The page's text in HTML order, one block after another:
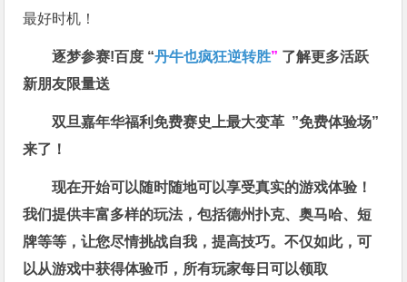
最好时机！
逐梦参赛!百度 “丹牛也疯狂逆转胜” 了解更多活跃
新朋友限量送
双旦嘉年华福利免费赛史上最大变革 ”免费体验场”
来了！
现在开始可以随时随地可以享受真实的游戏体验！
我们提供丰富多样的玩法，包括德州扑克、奥马哈、短
牌等等，让您尽情挑战自我，提高技巧。不仅如此，可
以从游戏中获得体验币，所有玩家每日可以领取